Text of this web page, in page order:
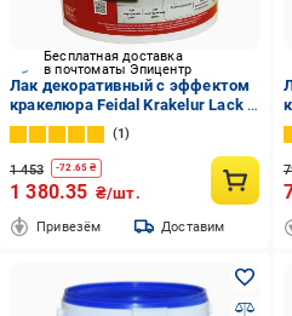
Бесплатная доставка
в почтоматы Эпицентр
Лак декоративный с эффектом
кракелюра Feidal Krakelur Lack 1
л (2964359759)
1
1 453 -72.65 ₴
1 380.35 ₴/шт.
Привезём Доставим